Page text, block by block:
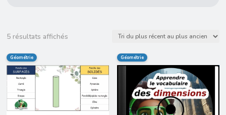
5 résultats affichés
plus
récent
plus
Géométrie Géométrie